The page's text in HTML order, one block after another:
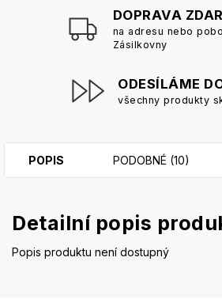
DOPRAVA
na adresu nebo
Zásilkovny
ODESÍLÁME
všechny produkty
POPIS PODOBNÉ (10)
Detailní popis
Popis produktu není dostupný